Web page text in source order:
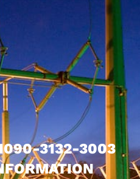
3132-3003